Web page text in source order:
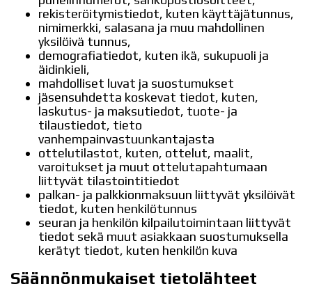
rekisteröitymistiedot, kuten käyttäjätunnus,
nimimerkki, salasana ja muu mahdollinen
yksilöivä tunnus,
demografiatiedot, kuten ikä, sukupuoli ja
äidinkieli,
mahdolliset luvat ja suostumukset
jäsensuhdetta koskevat tiedot, kuten,
laskutus- ja maksutiedot, tuote- ja
tilaustiedot, tieto
vanhempainvastuunkantajasta
ottelutilastot, kuten, ottelut, maalit,
varoitukset ja muut ottelutapahtumaan
liittyvät tilastointitiedot
palkan- ja palkkionmaksuun liittyvät yksilöivät
tiedot, kuten henkilötunnus
seuran ja henkilön kilpailutoimintaan liittyvät
tiedot sekä muut asiakkaan suostumuksella
kerätyt tiedot, kuten henkilön kuva
Säännönmukaiset tietolähteet